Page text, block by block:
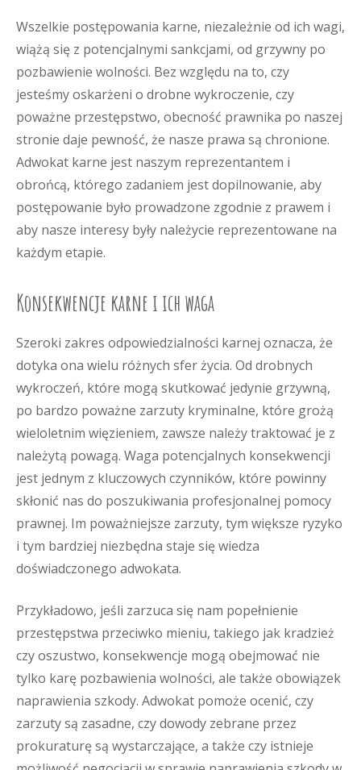
Wszelkie postępowania karne, niezależnie od ich wagi,
wiążą się z potencjalnymi sankcjami, od grzywny po
pozbawienie wolności. Bez względu na to, czy
jesteśmy oskarżeni o drobne wykroczenie, czy
poważne przestępstwo, obecność prawnika po naszej
stronie daje pewność, że nasze prawa są chronione.
Adwokat karne jest naszym reprezentantem i
obrońcą, którego zadaniem jest dopilnowanie, aby
postępowanie było prowadzone zgodnie z prawem i
aby nasze interesy były należycie reprezentowane na
każdym etapie.
Konsekwencje karne i ich waga
Szeroki zakres odpowiedzialności karnej oznacza, że
dotyka ona wielu różnych sfer życia. Od drobnych
wykroczeń, które mogą skutkować jedynie grzywną,
po bardzo poważne zarzuty kryminalne, które grożą
wieloletnim więzieniem, zawsze należy traktować je z
należytą powagą. Waga potencjalnych konsekwencji
jest jednym z kluczowych czynników, które powinny
skłonić nas do poszukiwania profesjonalnej pomocy
prawnej. Im poważniejsze zarzuty, tym większe ryzyko
i tym bardziej niezbędna staje się wiedza
doświadczonego adwokata.
Przykładowo, jeśli zarzuca się nam popełnienie
przestępstwa przeciwko mieniu, takiego jak kradzież
czy oszustwo, konsekwencje mogą obejmować nie
tylko karę pozbawienia wolności, ale także obowiązek
naprawienia szkody. Adwokat pomoże ocenić, czy
zarzuty są zasadne, czy dowody zebrane przez
prokuraturę są wystarczające, a także czy istnieje